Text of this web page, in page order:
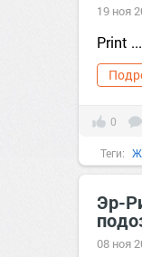
19 ноя
Print ...
0
Теги:
Эр-
08 ноя